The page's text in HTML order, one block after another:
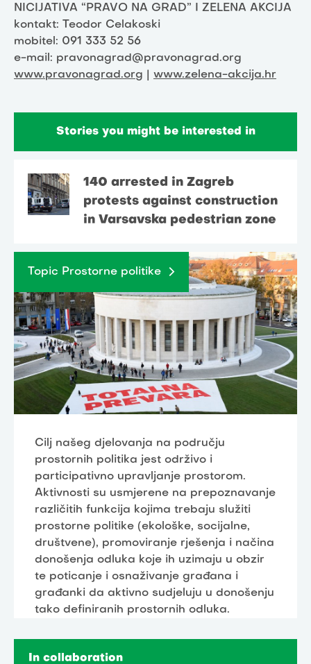
NICIJATIVA “PRAVO NA GRAD” I ZELENA AKCIJA
kontakt: Teodor Celakoski
mobitel: 091 333 52 56
e-mail: pravonagrad@pravonagrad.org
www.pravonagrad.org
www.zelena-akcija.hr
Stories you might be interested in
140 arrested in Zagreb
protests against construction
in Varsavska pedestrian zone
Topic Prostorne politike
Cilj našeg djelovanja na području
prostornih politika jest održivo i
participativno upravljanje prostorom.
Aktivnosti su usmjerene na prepoznavanje
različitih funkcija kojima trebaju služiti
prostorne politike (ekološke, socijalne,
društvene), promoviranje rješenja i načina
donošenja odluka koje ih uzimaju u obzir
te poticanje i osnaživanje građana i
građanki da aktivno sudjeluju u donošenju
tako definiranih prostornih odluka.
In collaboration